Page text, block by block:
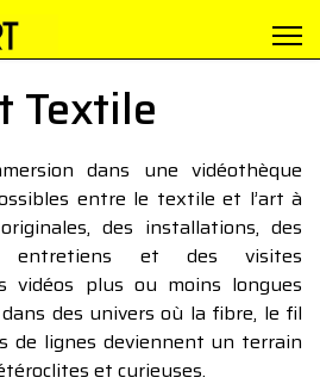
Textile
dans une vidéothèque
entre le textile et l’art à
des installations, des
entretiens et des visites
vidéos plus ou moins longues
des univers où la fibre, le fil
de lignes deviennent un terrain
et curieuses.